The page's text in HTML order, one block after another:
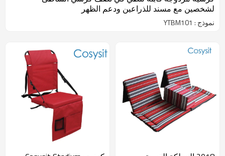
لشخصين مع مسند للذراعين ودعم الظهر
نموذج : YTBM101